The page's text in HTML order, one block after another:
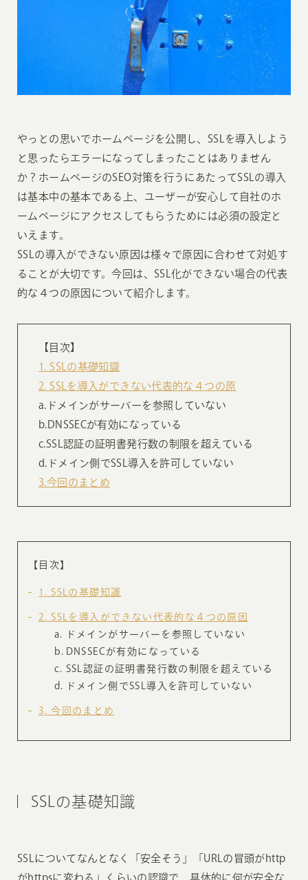
やっとの思いでホームページを公開し、SSLを導入しよう
と思ったらエラーになってしまったことはありません
か？ホームページのSEO対策を行うにあたってSSLの導入
は基本中の基本である上、ユーザーが安心して自社のホ
ームページにアクセスしてもらうためには必須の設定と
いえます。
SSLの導入ができない原因は様々で原因に合わせて対処す
ることが大切です。今回は、SSL化ができない場合の代表
的な４つの原因について紹介します。
【目次】
1. SSLの基礎知識
2. SSLを導入ができない代表的な４つの原
a.ドメインがサーバーを参照していない
b.DNSSECが有効になっている
c.SSL認証の証明書発行数の制限を超えている
d.ドメイン側でSSL導入を許可していない
3.今回のまとめ
【目次】
1 SSLの基礎知識
2
SSLを導入ができない代表的な４つの原因
ドメインがサーバーを参照していない
DNSSECが有効になっている
SSL認証の証明書発行数の制限を超えている
ドメイン側でSSL導入を許可していない
3 今回のまとめ
SSLの基礎知識
SSLについてなんとなく「安全そう」「URLの冒頭がhttp
がhttpsに変わる」くらいの認識で、具体的に何が安全な